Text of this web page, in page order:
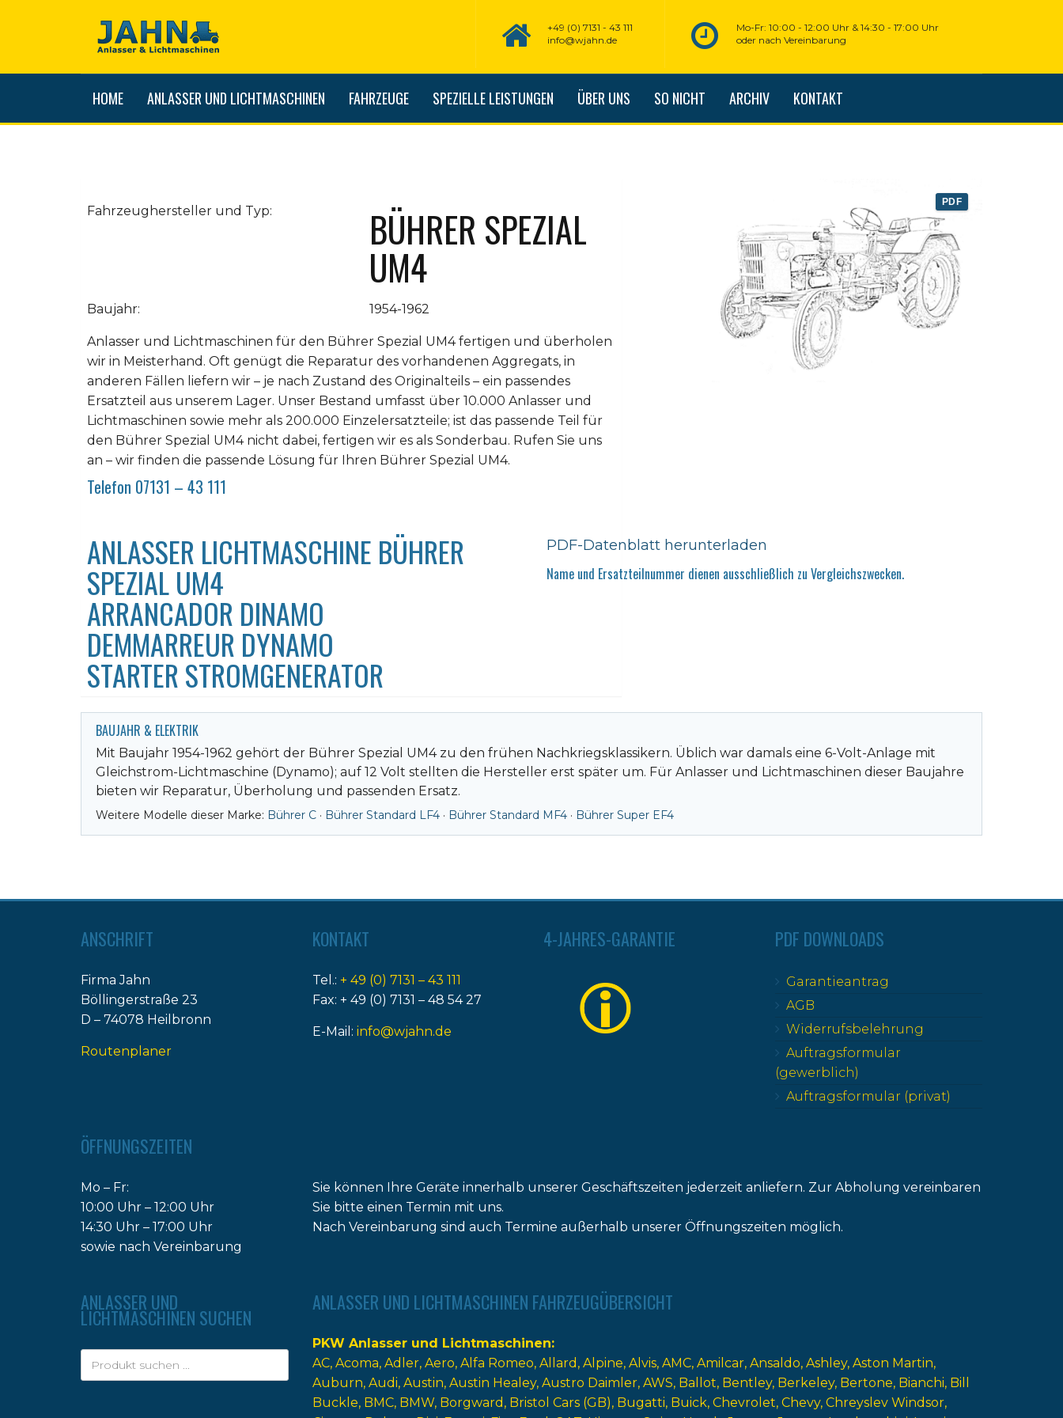
Mo-Fr: 10:00 - 12:00 Uhr & 14:30 - 17:00 Uhr
oder nach Vereinbarung
+49 (0) 7131 - 43 111
info@wjahn.de
HOME ANLASSER UND LICHTMASCHINEN FAHRZEUGE SPEZIELLE LEISTUNGEN ÜBER UNS SO NICHT ARCHIV KONTAKT
PDF
Fahrzeughersteller und Typ: BÜHRER SPEZIAL
UM4
Baujahr: 1954-1962
Anlasser und Lichtmaschinen für den Bührer Spezial UM4 fertigen und überholen
wir in Meisterhand. Oft genügt die Reparatur des vorhandenen Aggregats, in
anderen Fällen liefern wir – je nach Zustand des Originalteils – ein passendes
Ersatzteil aus unserem Lager. Unser Bestand umfasst über 10.000 Anlasser und
Lichtmaschinen sowie mehr als 200.000 Einzelersatzteile; ist das passende Teil für
den Bührer Spezial UM4 nicht dabei, fertigen wir es als Sonderbau. Rufen Sie uns
an – wir finden die passende Lösung für Ihren Bührer Spezial UM4.
Telefon 07131 – 43 111
ANLASSER LICHTMASCHINE BÜHRER
SPEZIAL UM4
ARRANCADOR DINAMO
DEMMARREUR DYNAMO
STARTER STROMGENERATOR
PDF-Datenblatt herunterladen
Name und Ersatzteilnummer dienen ausschließlich zu Vergleichszwecken.
BAUJAHR & ELEKTRIK
Mit Baujahr 1954-1962 gehört der Bührer Spezial UM4 zu den frühen Nachkriegsklassikern. Üblich war damals eine 6-Volt-Anlage mit
Gleichstrom-Lichtmaschine (Dynamo); auf 12 Volt stellten die Hersteller erst später um. Für Anlasser und Lichtmaschinen dieser Baujahre
bieten wir Reparatur, Überholung und passenden Ersatz.
Weitere Modelle dieser Marke: Bührer C · Bührer Standard LF4 · Bührer Standard MF4 · Bührer Super EF4
ANSCHRIFT
Firma Jahn
Böllingerstraße 23
D – 74078 Heilbronn
Routenplaner
KONTAKT
Tel.: + 49 (0) 7131 – 43 111
Fax: + 49 (0) 7131 – 48 54 27
E-Mail: info@wjahn.de
4-JAHRES-GARANTIE PDF DOWNLOADS
Garantieantrag
AGB
Widerrufsbelehrung
Auftragsformular
(gewerblich)
Auftragsformular (privat)
ÖFFNUNGSZEITEN
Mo – Fr:
10:00 Uhr – 12:00 Uhr
14:30 Uhr – 17:00 Uhr
sowie nach Vereinbarung
Sie können Ihre Geräte innerhalb unserer Geschäftszeiten jederzeit anliefern. Zur Abholung vereinbaren
Sie bitte einen Termin mit uns.
Nach Vereinbarung sind auch Termine außerhalb unserer Öffnungszeiten möglich.
ANLASSER UND
LICHTMASCHINEN SUCHEN
ANLASSER UND LICHTMASCHINEN FAHRZEUGÜBERSICHT
PKW Anlasser und Lichtmaschinen
AC Acoma Adler Aero Alfa Romeo Allard Alpine Alvis AMC Amilcar Ansaldo Ashley Aston Martin
Auburn Audi Austin Austin Healey Austro Daimler AWS Ballot Bentley Berkeley Bertone Bianchi Bill
Buckle BMC BMW Borgward Bristol Cars (GB) Bugatti Buick Chevrolet Chevy Chreyslev Windsor